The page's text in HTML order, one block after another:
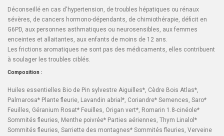
Déconseillé en cas d'hypertension, de troubles hépatiques ou rénaux
sévères, de cancers hormono-dépendants, de chimiothérapie, déficit en
G6PD, aux personnes asthmatiques ou neurosensibles, aux femmes
enceintes et allaitantes, aux enfants de moins de 12 ans.
Les frictions aromatiques ne sont pas des médicaments, elles contribuent
à soulager les troubles ciblés.
Composition :
Huiles essentielles Bio de Pin sylvestre Aiguilles*, Cèdre Bois Atlas*,
Palmarosa* Plante fleurie, Lavandin abrial *, Coriandre* Semences, Saro*
Feuilles, Géranium Rosat* Feuilles, Origan vert*, Romarin 1.8-cinéole*
Sommités fleuries, Menthe poivrée* Parties aériennes, Thym Linalol *
Sommités fleuries, Sarriette des montagnes* Sommités fleuries, Verveine